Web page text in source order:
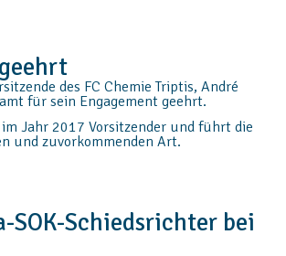
des FC Chemie Triptis, André
für sein Engagement geehrt.
Jahr 2017 Vorsitzender und führt die
und zuvorkommenden Art.
Schiedsrichter bei